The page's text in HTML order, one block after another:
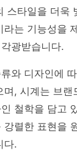
스타일을 더욱
는 기능성을
광받습니다.
와 디자인에
며, 시계는 브랜
철학을 담고
렬한 표현을
다.